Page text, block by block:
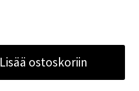
Lisää ostoskoriin